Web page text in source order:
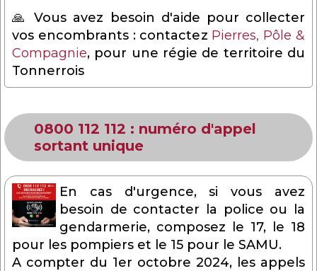
🙏 Vous avez besoin d'aide pour collecter
vos encombrants : contactez Pierres, Pôle &
Compagnie, pour une régie de territoire du
Tonnerrois
0800 112 112 : numéro d'appel
sortant unique
En cas d'urgence, si vous avez
besoin de contacter la police ou la
gendarmerie, composez le 17, le 18
pour les pompiers et le 15 pour le SAMU.
A compter du 1er octobre 2024, les appels